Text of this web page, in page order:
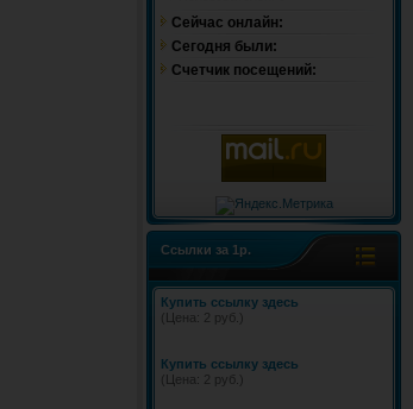
Сейчас онлайн:
Cегодня были:
Счетчик посещений:
Ссылки за 1р.
Купить ссылку здесь
(Цена: 2 руб.)
Купить ссылку здесь
(Цена: 2 руб.)